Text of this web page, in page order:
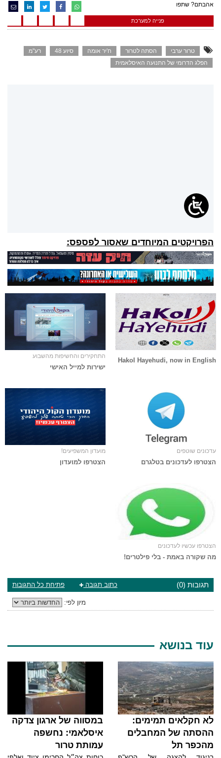
אהבתם? שתפו
פנייה למערכת
טרור ערבי הסתה לטרור ח'יר אומה סיוע 48
רע"מ
הפלג הדרומי של התנועה האיסלאמית
הפרויקטים המיוחדים שאסור לפספס:
Hakol Hayehudi, now in English
התחקירים והחשיפות מהשבוע
ישירות למייל האישי
עדכונים שוטפים
הצטרפו לעדכונים בטלגרם
מועדון המשפיעים!
הצטרפו למועדון
הצטרפו עכשיו לעדכונים
מה שקורה באמת - בלי פילטרים!
תגובות (0) פתיחת כל התגובות כתוב תגובה
מיון לפי:
עוד בנושא
לא חקלאים תמימים:
ההסתה של המחבלים
מהכפר תל
במסווה של ארגון צדקה
איסלאמי: נחשפה
עמותת טרור